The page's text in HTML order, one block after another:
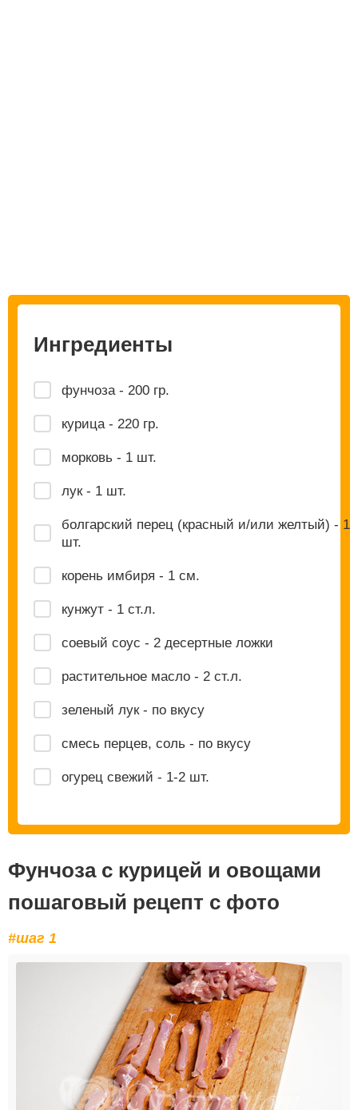
Ингредиенты
фунчоза - 200 гр.
курица - 220 гр.
морковь - 1 шт.
лук - 1 шт.
болгарский перец (красный и/или желтый) - 1
шт.
корень имбиря - 1 см.
кунжут - 1 ст.л.
соевый соус - 2 десертные ложки
растительное масло - 2 ст.л.
зеленый лук - по вкусу
смесь перцев, соль - по вкусу
огурец свежий - 1-2 шт.
Фунчоза с курицей и овощами
пошаговый рецепт с фото
#шаг 1